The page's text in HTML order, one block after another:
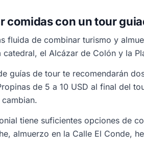
comidas con un tour
fluida de combinar turismo y
catedral, el Alcázar de Colón y la
guías de tour te recomendarán
de 5 a 10 USD al final del
tiene suficientes opciones de
almuerzo en la Calle El Conde,